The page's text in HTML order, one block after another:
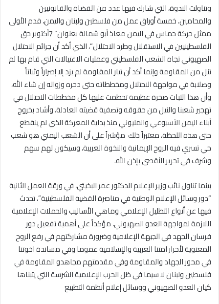
وتناولت الندوة، التي شارك فيها عدد من القضاة والقانونيين
والمحامين، خمسة أوراق عمل من فلسطين ولبنان واليمن، قدم الأولى
ممثل حركة حماس في اليمن معاذ أبو شمالة بعنوان” 7أكتوبر حق
الفلسطينيين في الاستقلال وطرد الاحتلال”، الذي أكد أن جرائم الاحتلال
الصهيوني تجاه الشعب الفلسطيني وعمليات الاغتيالات التي قام بها لم
تنل من المقاومة وإنما أكد أن تيار المقاومة لم يزد إلا إصراراً وثباتاً
وصلابة في مواجهة الاحتلال ومخططاته حتى دحره وزواله إن شاء الله،
وأن هذا الثبات صخرة عظيمة تحطمت عليها كل مخططات الاحتلال في
تهجير شعبنا والنيل من حقوقه وتصفية قضيته العادلة، وأشاد بخروج
أبناء اليمن الأسبوعي والمليوني منذ بداية المعركة الذي لم ينقطع
حتى هذه اللحظة، معتبراً ذلك مؤشراً على أن الشعب اليمني هو شعب
حي تسري فيه الروح الإيمانية والنخوة العربية، وسيكون لهم سهم
وشرف في تحرير الأقصى بإذن الله.
بينما تناول نائب وزير الإعلام الدكتور عمر البخيتي، في ورقة العمل الثانية
“دور وسائل الإعلام الوطنية في مناصرة القضية الفلسطينية”، تحدث
فيها عن أنواع التظليل الإعلامي وماهي الأساليب والحملات الإعلامية
اللازمة لمواجهة العدو الصهيوني، مؤكداً على أهمية تفعيل دور
فرسان الجهد في الجبهة الإعلامية وضرورة مشاركتهم في رفع الروح
المعنوية لأحرار امتنا العربية والإسلامية عموما وفي مساندة اخوتنا
في محور الجهاد والمقاومة وفي مقدمتهم مجاهدو المقاومة في
فلسطين ولبنان لا سيما في ظل الحرب الإعلامية الشرسة التي يتبناها
كيان العدو الصهيوني ووسائل إعلام أنظمة التطبيع